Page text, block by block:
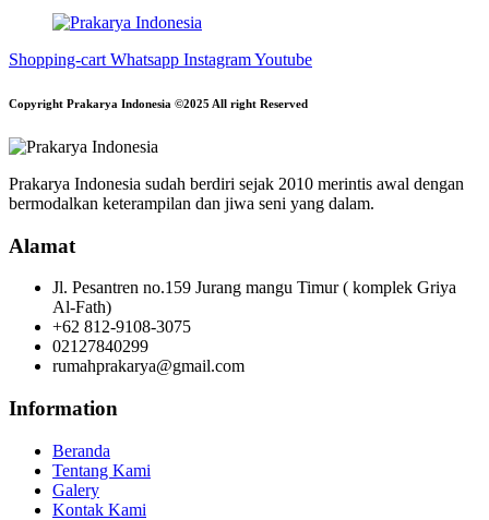
Shopping-cart Whatsapp InstagramYoutube
Copyright Prakarya Indonesia ©2025 All right Reserved
Prakarya Indonesia sudah berdiri sejak 2010 merintis awal dengan
bermodalkan keterampilan dan jiwa seni yang dalam.
Alamat
Jl. Pesantren no.159 Jurang mangu Timur ( komplek Griya
Al-Fath)
+62 812-9108-3075
02127840299
rumahprakarya@gmail.com
Information
Beranda
Tentang Kami
Galery
Kontak Kami